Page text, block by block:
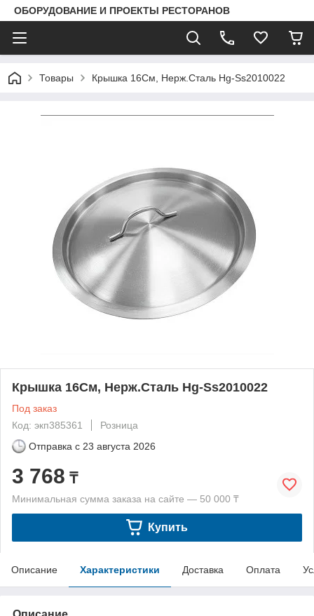
ОБОРУДОВАНИЕ И ПРОЕКТЫ РЕСТОРАНОВ
Товары Крышка 16См, Нерж.Сталь Hg-Ss2010022
Крышка 16См, Нерж.Сталь Hg-Ss2010022
Под заказ
Код: экп385361
Розница
Отправка с 23 августа 2026
3 768 ₸
Минимальная сумма заказа на сайте — 50 000 ₸
Купить
Описание Характеристики Доставка Оплата